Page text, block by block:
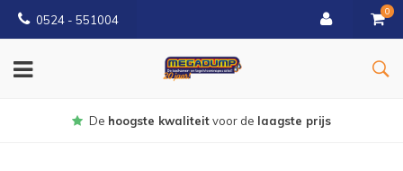
0524 - 551004
0
De hoogste kwaliteitvoor de laagste prijs